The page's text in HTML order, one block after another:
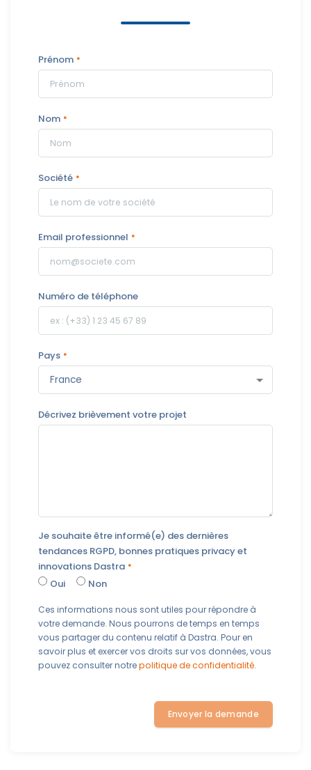
Prénom
Nom
Société
Email professionnel
Numéro de téléphone
Pays
Décrivez brièvement votre projet
Je souhaite être informé(e) des dernières
tendances RGPD, bonnes pratiques privacy et
innovations Dastra
Oui
Non
Ces informations nous sont utiles pour répondre à
votre demande. Nous pourrons de temps en temps
vous partager du contenu relatif à Dastra. Pour en
savoir plus et exercer vos droits sur vos données, vous
pouvez consulter notrepolitique de confidentialité.
Envoyer la demande